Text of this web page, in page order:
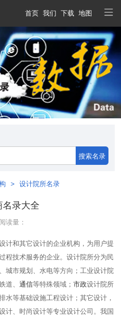
首页 我们 下载 地图
搜索名录
> 设计院所名录
名录大全
阅读量：
计和其它设计的企业机构，为用户提
程技术服务的企业。设计院所分为民
、城市规划、水电等方向；工业设计院
铁道、通信等特殊领域；市政设计院所
水等基础设施工程设计；其它设计，
计、时尚设计等专业设计公司‌。我国